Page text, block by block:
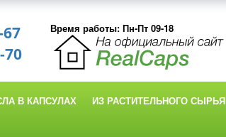
67
70
Время работы: Пн-Пт 09-18
В КАПСУЛАХ ИЗ РАСТИТЕЛЬНОГО СЫРЬЯ